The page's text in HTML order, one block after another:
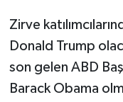
Zirve
Donald Trump
son gelen ABD
Barack Obama